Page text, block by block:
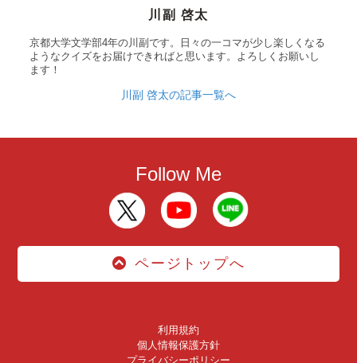
川副 啓太
京都大学文学部4年の川副です。日々の一コマが少し楽しくなる
ようなクイズをお届けできればと思います。よろしくお願いし
ます！
川副 啓太の記事一覧へ
Follow Me
ページトップへ
利用規約
個人情報保護方針
プライバシーポリシー